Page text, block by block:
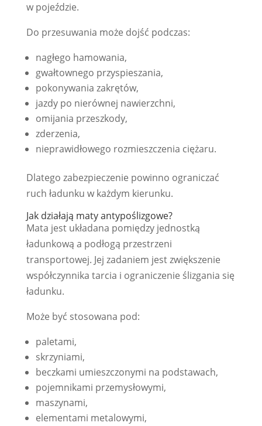
w pojeździe.
Do przesuwania może dojść podczas:
nagłego hamowania,
gwałtownego przyspieszania,
pokonywania zakrętów,
jazdy po nierównej nawierzchni,
omijania przeszkody,
zderzenia,
nieprawidłowego rozmieszczenia ciężaru.
Dlatego zabezpieczenie powinno ograniczać
ruch ładunku w każdym kierunku.
Jak działają maty antypoślizgowe?
Mata jest układana pomiędzy jednostką
ładunkową a podłogą przestrzeni
transportowej. Jej zadaniem jest zwiększenie
współczynnika tarcia i ograniczenie ślizgania się
ładunku.
Może być stosowana pod:
paletami,
skrzyniami,
beczkami umieszczonymi na podstawach,
pojemnikami przemysłowymi,
maszynami,
elementami metalowymi,